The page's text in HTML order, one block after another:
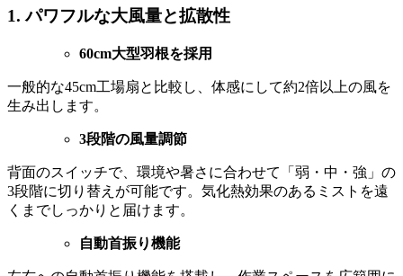
1. パワフルな大風量と拡散性
60cm大型羽根を採用
一般的な45cm工場扇と比較し、体感にして約2倍以上の風を
生み出します。
3段階の風量調節
背面のスイッチで、環境や暑さに合わせて「弱・中・強」の
3段階に切り替えが可能です。気化熱効果のあるミストを遠
くまでしっかりと届けます。
自動首振り機能